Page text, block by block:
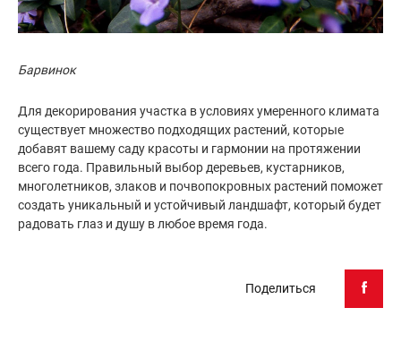
Барвинок
Для декорирования участка в условиях умеренного климата
существует множество подходящих растений, которые
добавят вашему саду красоты и гармонии на протяжении
всего года. Правильный выбор деревьев, кустарников,
многолетников, злаков и почвопокровных растений поможет
создать уникальный и устойчивый ландшафт, который будет
радовать глаз и душу в любое время года.
Поделиться